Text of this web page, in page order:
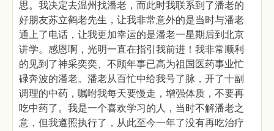
思。我决定去温州找潘老，而此时我联系到了潘老的
好朋友苏立鹤老先生，让我非常意外的是当时与潘老
通上了电话，让我更加幸运的是潘老一星期后到北京
讲学。感恩啊，光明一直在指引我前进！我非常顺利
的见到了神采奕奕、不顾年事已高为祖国医药事业忙
碌奔波的潘老。潘老从百忙中给我号了脉，开了十副
调理的中药，嘱咐我每天要慢走，增强体质，不要再
吃中药了。我是一个喜欢学习的人，当时不解潘老之
意，但我遵照执行了，从此至今一年了没有再吃治疗